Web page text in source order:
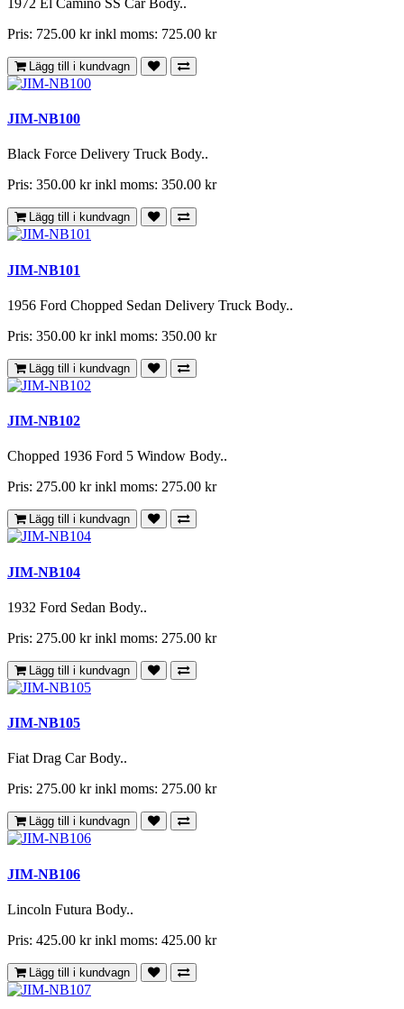
Pris: 725.00 krinkl moms: 725.00 kr
Lägg till i kundvagn
JIM-NB100
Black Force Delivery Truck Body..
Pris: 350.00 krinkl moms: 350.00 kr
Lägg till i kundvagn
JIM-NB101
1956 Ford Chopped Sedan Delivery Truck Body..
Pris: 350.00 krinkl moms: 350.00 kr
Lägg till i kundvagn
JIM-NB102
Chopped 1936 Ford 5 Window Body..
Pris: 275.00 krinkl moms: 275.00 kr
Lägg till i kundvagn
JIM-NB104
1932 Ford Sedan Body..
Pris: 275.00 krinkl moms: 275.00 kr
Lägg till i kundvagn
JIM-NB105
Fiat Drag Car Body..
Pris: 275.00 krinkl moms: 275.00 kr
Lägg till i kundvagn
JIM-NB106
Lincoln Futura Body..
Pris: 425.00 krinkl moms: 425.00 kr
Lägg till i kundvagn